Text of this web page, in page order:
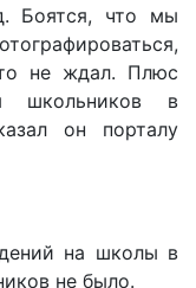
Боятся, что мы
не ждал. Плюс
школьников в
он порталу
на школы в
не было.